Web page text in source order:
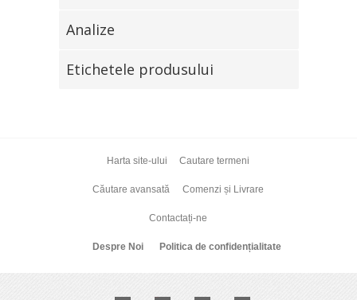
Analize
Etichetele produsului
Harta site-ului Cautare termeni
Căutare avansată Comenzi și Livrare
Contactați-ne
Despre Noi Politica de confidențialitate